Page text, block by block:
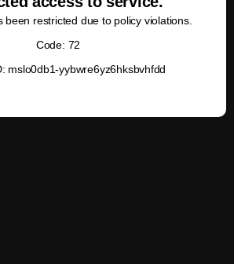
been restricted due to policy violations.
Code: 72
mslo0db1-yybwre6yz6hksbvhfdd